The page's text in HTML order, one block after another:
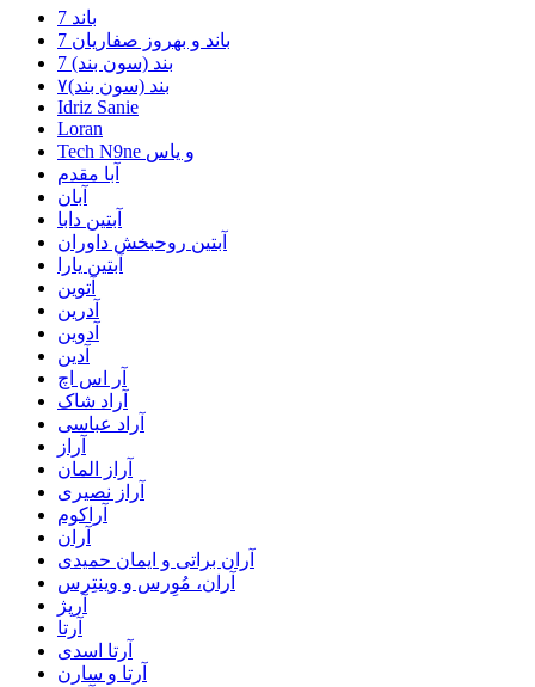
7 باند
7 باند و بهروز صفاریان
7 بند (سون بند)
۷بند (سون بند)
Idriz Sanie
Loran
Tech N9ne و یاس
آبا مقدم
آبان
آبتین دابا
آبتین روحبخش داوران
آبتین یارا
آتوین
آدرین
آدوین
آدین
آر اس اچ
آراد شاک
آراد عباسی
آراز
آراز المان
آراز نصیری
آراکوم
آران
آران براتی و ایمان حمیدی
آران، مُوِرس و وینتِرس
آرپژ
آرتا
آرتا اسدی
آرتا و سارن